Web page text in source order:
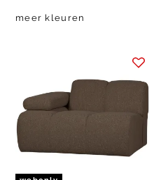
meer kleuren